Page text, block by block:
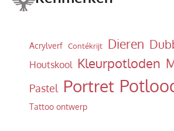
Acrylverf Contékrijt Dieren
Houtskool Kleurpotloden
Pastel Portret
Tattoo ontwerp